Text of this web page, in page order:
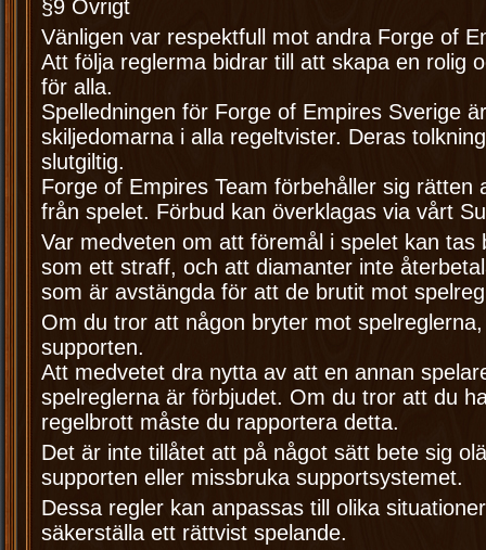
§9 Övrigt
Vänligen var respektfull mot andra Forge of
Att följa reglerma bidrar till att skapa en rolig
för alla.
Spelledningen för Forge of Empires Sverige
skiljedomarna i alla regeltvister. Deras
slutgiltig.
Forge of Empires Team förbehåller sig rätten
från spelet. Förbud kan överklagas via vårt
Var medveten om att föremål i spelet kan tas
som ett straff, och att diamanter inte
som är avstängda för att de brutit mot
Om du tror att någon bryter mot
supporten.
Att medvetet dra nytta av att en annan
spelreglerna är förbjudet. Om du tror att du
regelbrott måste du rapportera detta.
Det är inte tillåtet att på något sätt bete sig
supporten eller missbruka supportsystemet.
Dessa regler kan anpassas till olika
säkerställa ett rättvist spelande.